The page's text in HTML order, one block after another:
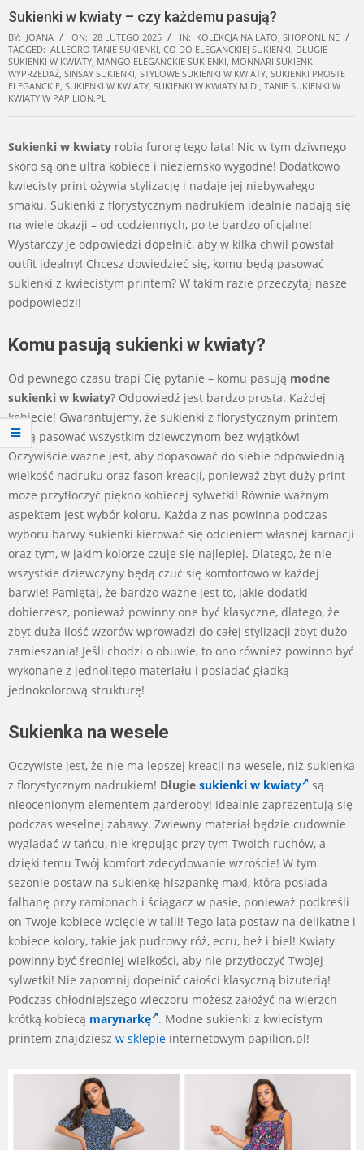
Sukienki w kwiaty – czy każdemu pasują?
BY: JOANA ON: 28 LUTEGO 2025 IN: KOLEKCJA NA LATO SHOPONLINE
TAGGED: ALLEGRO TANIE SUKIENKI CO DO ELEGANCKIEJ SUKIENKI DŁUGIE
SUKIENKI W KWIATY MANGO ELEGANCKIE SUKIENKI MONNARI SUKIENKI
WYPRZEDAŻ SINSAY SUKIENKI STYLOWE SUKIENKI W KWIATY SUKIENKI PROSTE I
ELEGANCKIE SUKIENKI W KWIATY SUKIENKI W KWIATY MIDI TANIE SUKIENKI W
KWIATY W PAPILION.PL
Sukienki w kwiaty robią furorę tego lata! Nic w tym dziwnego
skoro są one ultra kobiece i nieziemsko wygodne! Dodatkowo
kwiecisty print ożywia stylizację i nadaje jej niebywałego
smaku. Sukienki z florystycznym nadrukiem idealnie nadają się
na wiele okazji – od codziennych, po te bardzo oficjalne!
Wystarczy je odpowiedzi dopełnić, aby w kilka chwil powstał
outfit idealny! Chcesz dowiedzieć się, komu będą pasować
sukienki z kwiecistym printem? W takim razie przeczytaj nasze
podpowiedzi!
Komu pasują sukienki w kwiaty?
Od pewnego czasu trapi Cię pytanie – komu pasują modne
sukienki w kwiaty? Odpowiedź jest bardzo prosta. Każdej
kobiecie! Gwarantujemy, że sukienki z florystycznym printem
będą pasować wszystkim dziewczynom bez wyjątków!
Oczywiście ważne jest, aby dopasować do siebie odpowiednią
wielkość nadruku oraz fason kreacji, ponieważ zbyt duży print
może przytłoczyć piękno kobiecej sylwetki! Równie ważnym
aspektem jest wybór koloru. Każda z nas powinna podczas
wyboru barwy sukienki kierować się odcieniem własnej karnacji
oraz tym, w jakim kolorze czuje się najlepiej. Dlatego, że nie
wszystkie dziewczyny będą czuć się komfortowo w każdej
barwie! Pamiętaj, że bardzo ważne jest to, jakie dodatki
dobierzesz, ponieważ powinny one być klasyczne, dlatego, że
zbyt duża ilość wzorów wprowadzi do całej stylizacji zbyt dużo
zamieszania! Jeśli chodzi o obuwie, to ono również powinno być
wykonane z jednolitego materiału i posiadać gładką
jednokolorową strukturę!
Sukienka na wesele
Oczywiste jest, że nie ma lepszej kreacji na wesele, niż sukienka
z florystycznym nadrukiem! Długie sukienki w kwiaty
są
nieocenionym elementem garderoby! Idealnie zaprezentują się
podczas weselnej zabawy. Zwiewny materiał będzie cudownie
wyglądać w tańcu, nie krępując przy tym Twoich ruchów, a
dzięki temu Twój komfort zdecydowanie wzroście! W tym
sezonie postaw na sukienkę hiszpankę maxi, która posiada
falbanę przy ramionach i ściągacz w pasie, ponieważ podkreśli
on Twoje kobiece wcięcie w talii! Tego lata postaw na delikatne i
kobiece kolory, takie jak pudrowy róż, ecru, beż i biel! Kwiaty
powinny być średniej wielkości, aby nie przytłoczyć Twojej
sylwetki! Nie zapomnij dopełnić całości klasyczną biżuterią!
Podczas chłodniejszego wieczoru możesz założyć na wierzch
krótką kobiecą marynarkę . Modne sukienki z kwiecistym
printem znajdziesz w sklepie internetowym papilion.pl!